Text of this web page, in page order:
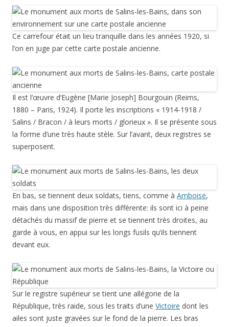
Ce carrefour était un lieu tranquille dans les années 1920, si
l’on en juge par cette carte postale ancienne.
Il est l’œuvre d’Eugène [Marie Joseph] Bourgouin (Reims,
1880 – Paris, 1924). Il porte les inscriptions « 1914-1918 /
Salins / Bracon / à leurs morts / glorieux ». Il se présente sous
la forme d’une très haute stèle. Sur l’avant, deux registres se
superposent.
En bas, se tiennent deux soldats, tiens, comme à Amboise,
mais dans une disposition très différente: ils sont ici à peine
détachés du massif de pierre et se tiennent très droites, au
garde à vous, en appui sur les longs fusils qu’ils tiennent
devant eux.
Sur le registre supérieur se tient une allégorie de la
République, très raide, sous les traits d’une Victoire dont les
ailes sont juste gravées sur le fond de la pierre. Les bras